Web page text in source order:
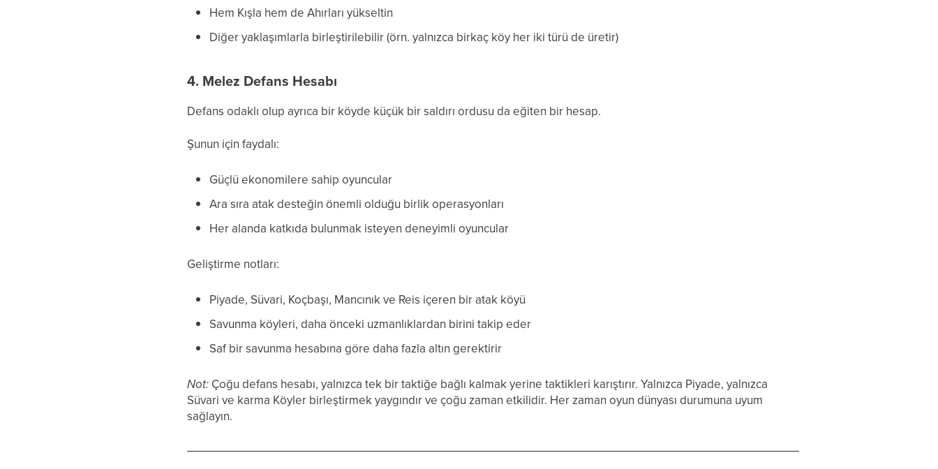
Hem Kışla hem de Ahırları yükseltin
Diğer yaklaşımlarla birleştirilebilir (örn. yalnızca birkaç köy her iki türü de üretir)
4. Melez Defans Hesabı
Defans odaklı olup ayrıca bir köyde küçük bir saldırı ordusu da eğiten bir hesap.
Şunun için faydalı:
Güçlü ekonomilere sahip oyuncular
Ara sıra atak desteğin önemli olduğu birlik operasyonları
Her alanda katkıda bulunmak isteyen deneyimli oyuncular
Geliştirme notları:
Piyade, Süvari, Koçbaşı, Mancınık ve Reis içeren bir atak köyü
Savunma köyleri, daha önceki uzmanlıklardan birini takip eder
Saf bir savunma hesabına göre daha fazla altın gerektirir
Not: Çoğu defans hesabı, yalnızca tek bir taktiğe bağlı kalmak yerine taktikleri karıştırır. Yalnızca Piyade, yalnızca
Süvari ve karma Köyler birleştirmek yaygındır ve çoğu zaman etkilidir. Her zaman oyun dünyası durumuna uyum
sağlayın.